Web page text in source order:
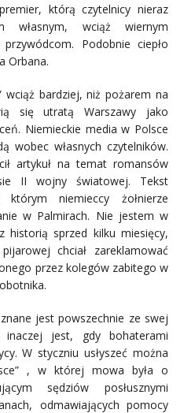
którą czytelnicy nieraz
wciąż wiernym
Podobnie ciepło
Orbana.
wciąż bardziej, niż pożarem na
się utratą Warszawy jako
Niemieckie media w Polsce
wobec własnych czytelników.
artykuł na temat romansów
II wojny światowej. Tekst
niemieccy żołnierze
w Palmirach. Nie jestem w
historią sprzed kilku miesięcy,
chciał zareklamować
przez kolegów zabitego w
jest powszechnie ze swej
jest, gdy bohaterami
W styczniu usłyszeć można
, w której mowa była o
sędziów posłusznymi
odmawiających pomocy